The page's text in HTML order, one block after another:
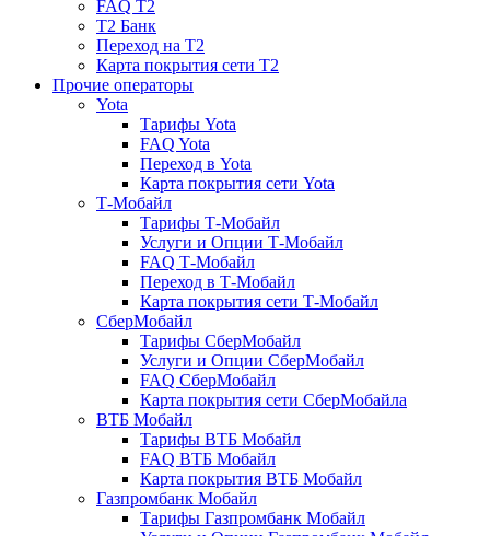
FAQ T2
T2 Банк
Переход на T2
Карта покрытия сети T2
Прочие операторы
Yota
Тарифы Yota
FAQ Yota
Переход в Yota
Карта покрытия сети Yota
Т-Мобайл
Тарифы Т-Мобайл
Услуги и Опции Т-Мобайл
FAQ Т-Мобайл
Переход в Т-Мобайл
Карта покрытия сети Т-Мобайл
СберМобайл
Тарифы СберМобайл
Услуги и Опции СберМобайл
FAQ СберМобайл
Карта покрытия сети СберМобайлa
ВТБ Мобайл
Тарифы ВТБ Мобайл
FAQ ВТБ Мобайл
Карта покрытия ВТБ Мобайл
Газпромбанк Мобайл
Тарифы Газпромбанк Мобайл